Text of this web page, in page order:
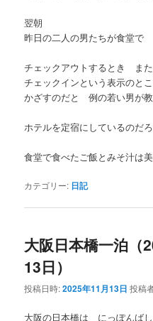
翌朝
昨日の二人の男たちが食堂で
チェックアウトするとき ま
チェックインという表示のと
かざすのだと 例の若い男が
ホテルを定宿にしているのだ
食堂で食べたご飯とみそ汁は
カテゴリー: 日記
大阪日本橋一泊（
13日）
投稿日時:2025年11月13日 投稿
大阪の日本橋は にっぽんば